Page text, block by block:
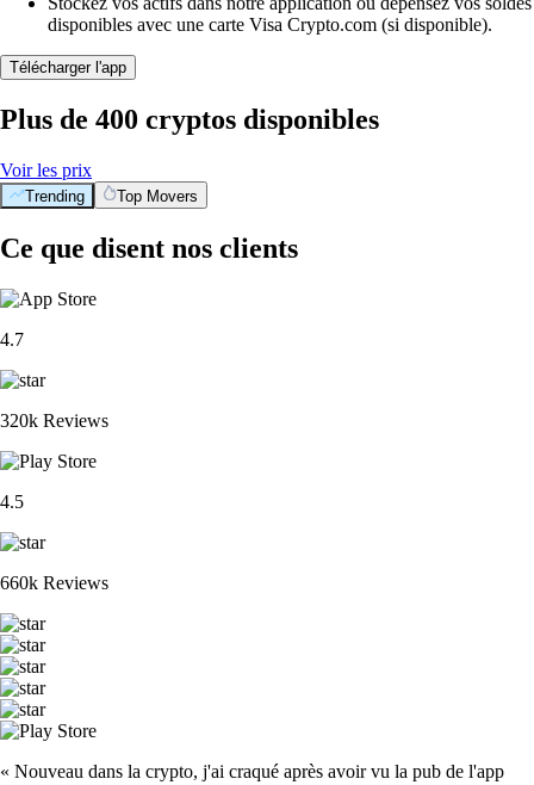
disponibles avec une carte Visa Crypto.com (si disponible).
Télécharger l'app
Plus de 400 cryptos disponibles
Voir les prix
Trending Top Movers
Ce que disent nos clients
4.7
320k Reviews
4.5
660k Reviews
« Nouveau dans la crypto, j'ai craqué après avoir vu la pub de l'app